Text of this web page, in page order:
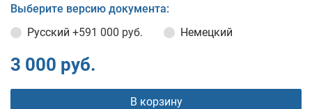
Выберите версию документа:
Русский +591 000 руб. Немецкий
3 000 руб.
В корзину